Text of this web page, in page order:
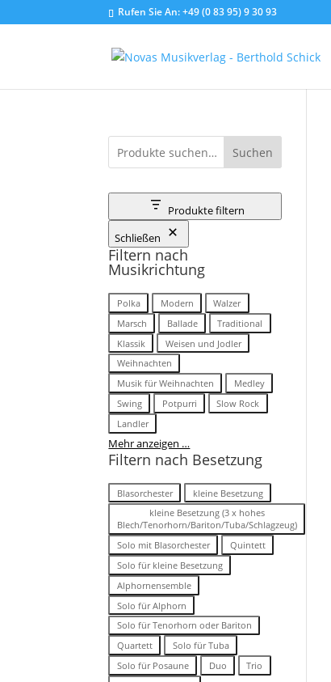
Rufen Sie An:+49 (0 83 95) 9 30 93
Suchen
Produkte filtern
Schließen
Filtern nach
Musikrichtung
Musikrichtung
Polka Modern
Walzer
Marsch
Ballade
Traditional
Klassik
Weisen und Jodler
Weihnachten
Musik für Weihnachten
Medley
Swing
Potpurri
Slow Rock
Landler
Mehr anzeigen …
Filtern nach Besetzung
Besetzung
Blasorchester
kleine Besetzung
kleine Besetzung (3 x hohes
Blech/Tenorhorn/Bariton/Tuba/Schlagzeug)
Solo mit Blasorchester
Quintett
Solo für kleine Besetzung
Alphornensemble
Solo für Alphorn
Solo für Tenorhorn oder Bariton
Quartett
Solo für Tuba
Solo für Posaune
Duo
Trio